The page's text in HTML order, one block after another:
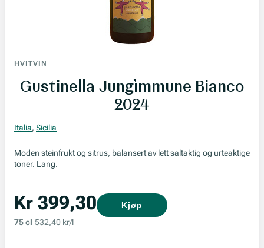
HVITVIN
Gustinella Jungìmmune Bianco
2024
Italia, Sicilia
Moden steinfrukt og sitrus, balansert av lett saltaktig og urteaktige
toner. Lang.
Kr 399,30
75 cl 532,40 kr/l
Kjøp